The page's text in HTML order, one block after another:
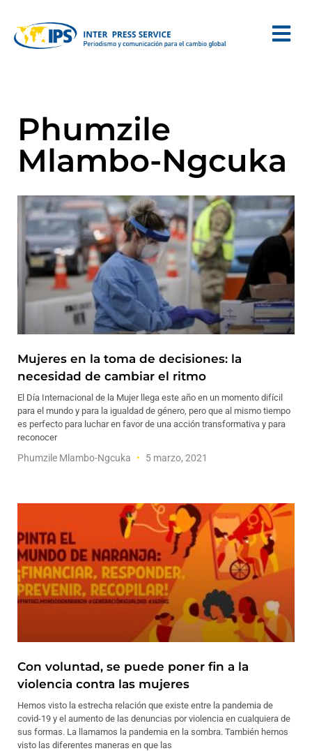
Phumzile
Mlambo-Ngcuka
Mujeres en la toma de decisiones: la
necesidad de cambiar el ritmo
El Día Internacional de la Mujer llega este año en un momento difícil
para el mundo y para la igualdad de género, pero que al mismo tiempo
es perfecto para luchar en favor de una acción transformativa y para
reconocer
Phumzile Mlambo-Ngcuka 5 marzo, 2021
Con voluntad, se puede poner fin a la
violencia contra las mujeres
Hemos visto la estrecha relación que existe entre la pandemia de
covid-19 y el aumento de las denuncias por violencia en cualquiera de
sus formas. La llamamos la pandemia en la sombra. También hemos
visto las diferentes maneras en que las